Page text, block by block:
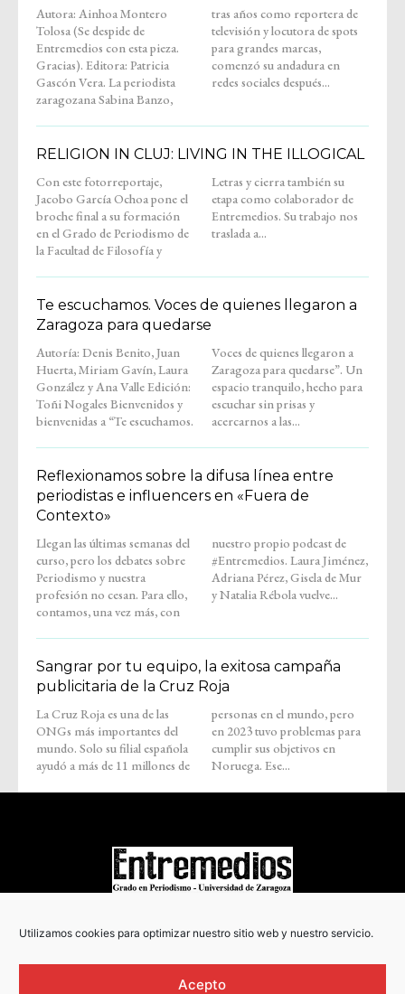
Utilizamos cookies para optimizar nuestro sitio web y nuestro servicio.
Acepto
Autora: Ainhoa Montero
Tolosa (Se despide de
Entremedios con esta pieza.
Gracias). Editora: Patricia
Gascón Vera. La periodista
zaragozana Sabina Banzo,
tras años como reportera de
televisión y locutora de spots
para grandes marcas,
comenzó su andadura en
redes sociales después...
RELIGION IN CLUJ: LIVING IN THE ILLOGICAL
Con este fotorreportaje,
Jacobo García Ochoa pone el
broche final a su formación
en el Grado de Periodismo de
la Facultad de Filosofía y
Letras y cierra también su
etapa como colaborador de
Entremedios. Su trabajo nos
traslada a...
Te escuchamos. Voces de quienes llegaron a
Zaragoza para quedarse
Autoría: Denis Benito, Juan
Huerta, Miriam Gavín, Laura
González y Ana Valle Edición:
Toñi Nogales Bienvenidos y
bienvenidas a “Te escuchamos.
Voces de quienes llegaron a
Zaragoza para quedarse”. Un
espacio tranquilo, hecho para
escuchar sin prisas y
acercarnos a las...
Reflexionamos sobre la difusa línea entre
periodistas e influencers en «Fuera de
Contexto»
Llegan las últimas semanas del
curso, pero los debates sobre
Periodismo y nuestra
profesión no cesan. Para ello,
contamos, una vez más, con
nuestro propio podcast de
#Entremedios. Laura Jiménez,
Adriana Pérez, Gisela de Mur
y Natalia Rébola vuelve...
Sangrar por tu equipo, la exitosa campaña
publicitaria de la Cruz Roja
La Cruz Roja es una de las
ONGs más importantes del
mundo. Solo su filial española
ayudó a más de 11 millones de
personas en el mundo, pero
en 2023 tuvo problemas para
cumplir sus objetivos en
Noruega. Ese...